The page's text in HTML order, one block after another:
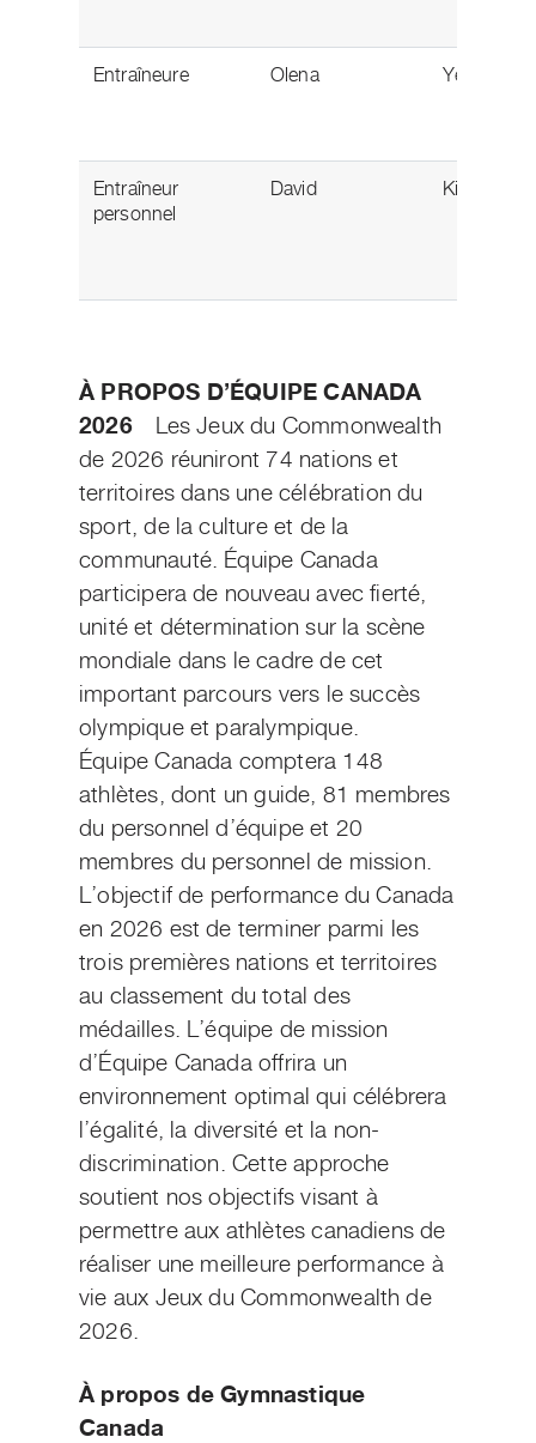
Entraîneure Olena
Entraîneur
personnel
David Kikuchi
À PROPOS D’ÉQUIPE CANADA
2026
Les Jeux du Commonwealth
de 2026 réuniront 74 nations et
territoires dans une célébration du
sport, de la culture et de la
communauté. Équipe Canada
participera de nouveau avec fierté,
unité et détermination sur la scène
mondiale dans le cadre de cet
important parcours vers le succès
olympique et paralympique.
Équipe Canada comptera 148
athlètes, dont un guide, 81 membres
du personnel d’équipe et 20
membres du personnel de mission.
L’objectif de performance du Canada
en 2026 est de terminer parmi les
trois premières nations et territoires
au classement du total des
médailles. L’équipe de mission
d’Équipe Canada offrira un
environnement optimal qui célébrera
l’égalité, la diversité et la non-
discrimination. Cette approche
soutient nos objectifs visant à
permettre aux athlètes canadiens de
réaliser une meilleure performance à
vie aux Jeux du Commonwealth de
2026.
À propos de Gymnastique
Canada